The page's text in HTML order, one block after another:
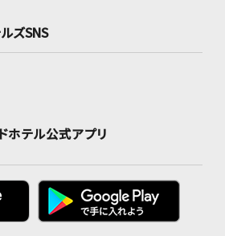
ズSNS
ホテル公式アプリ